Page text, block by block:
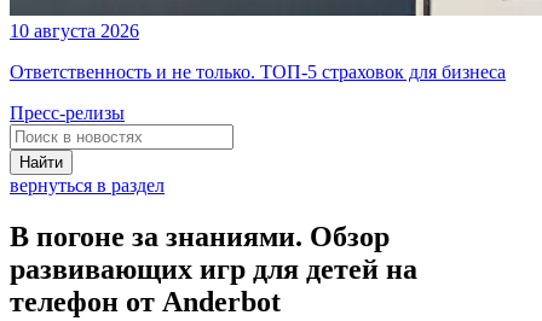
10 августа 2026
Ответственность и не только. ТОП-5 страховок для бизнеса
Пресс-релизы
Найти
вернуться в раздел
В погоне за знаниями. Обзор
развивающих игр для детей на
телефон от Anderbot